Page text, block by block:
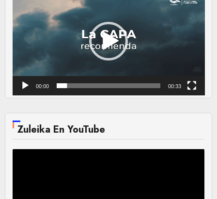
vídeo
00:00 00:33
Zuleika En YouTube